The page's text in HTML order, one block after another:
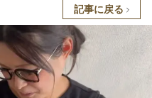
記事に戻る